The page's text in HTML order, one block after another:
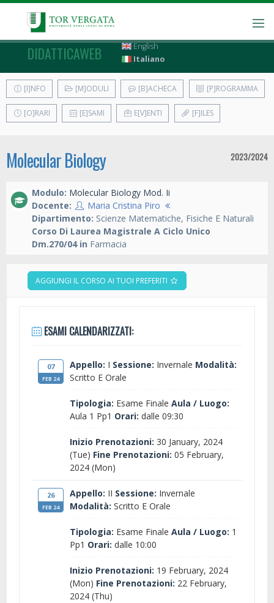
DIDATTICAWEB
English
Italiano
[I]NFO [M]ODULI [B]ACHECA [P]ROGRAMMA
[O]RARI [E]SAMI E[V]ENTI [F]ILES
Molecular Biology 2023/2024
Modulo: Molecular Biology Mod. Ii
Docente:
Maria Cristina Piro
Dipartimento: Scienze Matematiche, Fisiche E Naturali
Corso Di Laurea Magistrale A Ciclo Unico
Dm.270/04 in Farmacia
AGGIUNGI IL CORSO AI TUOI PREFERITI
ESAMI CALENDARIZZATI:
07
FEB 24
Appello: I Sessione: Invernale Modalità:
Scritto E Orale
Tipologia: Esame Finale Aula / Luogo:
Aula 1 Pp1 Orari: dalle 09:30
Inizio Prenotazioni: 30 January, 2024
(Tue) Fine Prenotazioni: 05 February,
2024 (Mon)
26
FEB 24
Appello: II Sessione: Invernale
Modalità: Scritto E Orale
Tipologia: Esame Finale Aula / Luogo: 1
Pp1 Orari: dalle 10:00
Inizio Prenotazioni: 19 February, 2024
(Mon) Fine Prenotazioni: 22 February,
2024 (Thu)